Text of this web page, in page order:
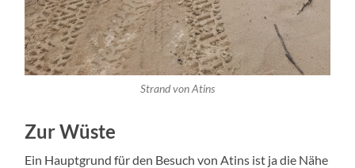
Strand von Atins
Zur Wüste
Ein Haupt­grund für den Besuch von Atins ist ja die Nähe